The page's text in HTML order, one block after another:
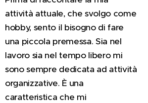
attività attuale, che svolgo come
hobby, sento il bisogno di fare
una piccola premessa. Sia nel
lavoro sia nel tempo libero mi
sono sempre dedicata ad attività
organizzative. È una
caratteristica che mi